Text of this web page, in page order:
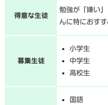
得意な生徒
勉強が「嫌い
んに特におす
募集生徒
小学生
中学生
高校生
国語